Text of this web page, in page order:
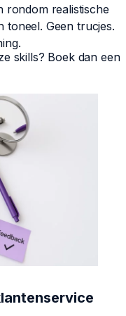
rondom realistische
toneel. Geen trucjes.
skills? Boek dan een